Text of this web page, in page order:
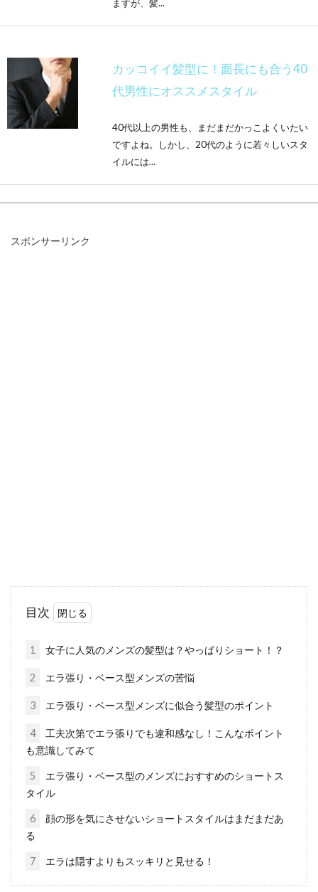
ますが、髪...
カッコイイ髪型に！面長にも合う40
代男性にオススメスタイル
40代以上の男性も、まだまだかっこよくいたい
ですよね。しかし、20代のように若々しいスタ
イルには...
汗に負けない！気になる前髪のうね
りをすっきり解決しよう！
アスタイル。あんなに頑張ったのに、会社や学
髪の毛を人気のカラー「アッシュブ
ラウン」にしてみよう！
スポンサーリンク
目次
1 女子に人気のメンズの髪型は？やっぱりショート！？
2 エラ張り・ベース型メンズの苦悩
3 エラ張り・ベース型メンズに似合う髪型のポイント
4
工夫次第でエラ張りでも違和感なし！こんなポイント
も意識してみて
5
エラ張り・ベース型のメンズにおすすめのショートス
タイル
6
顔の形を気にさせないショートスタイルはまだまだあ
る
7 エラは隠すよりもスッキリと見せる！